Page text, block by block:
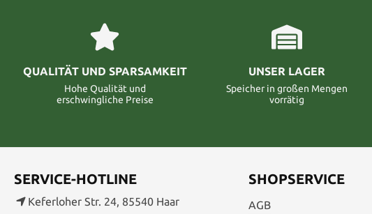
QUALITÄT UND SPARSAMKEIT
Hohe Qualität und
erschwingliche Preise
UNSER LAGER
Speicher in großen Mengen
vorrätig
SERVICE-HOTLINE
Keferloher Str. 24, 85540 Haar
SHOPSERVICE
AGB